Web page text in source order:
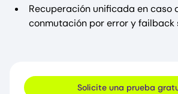
Recuperación unificada en caso
conmutación por error y failback
Solicite una prueba